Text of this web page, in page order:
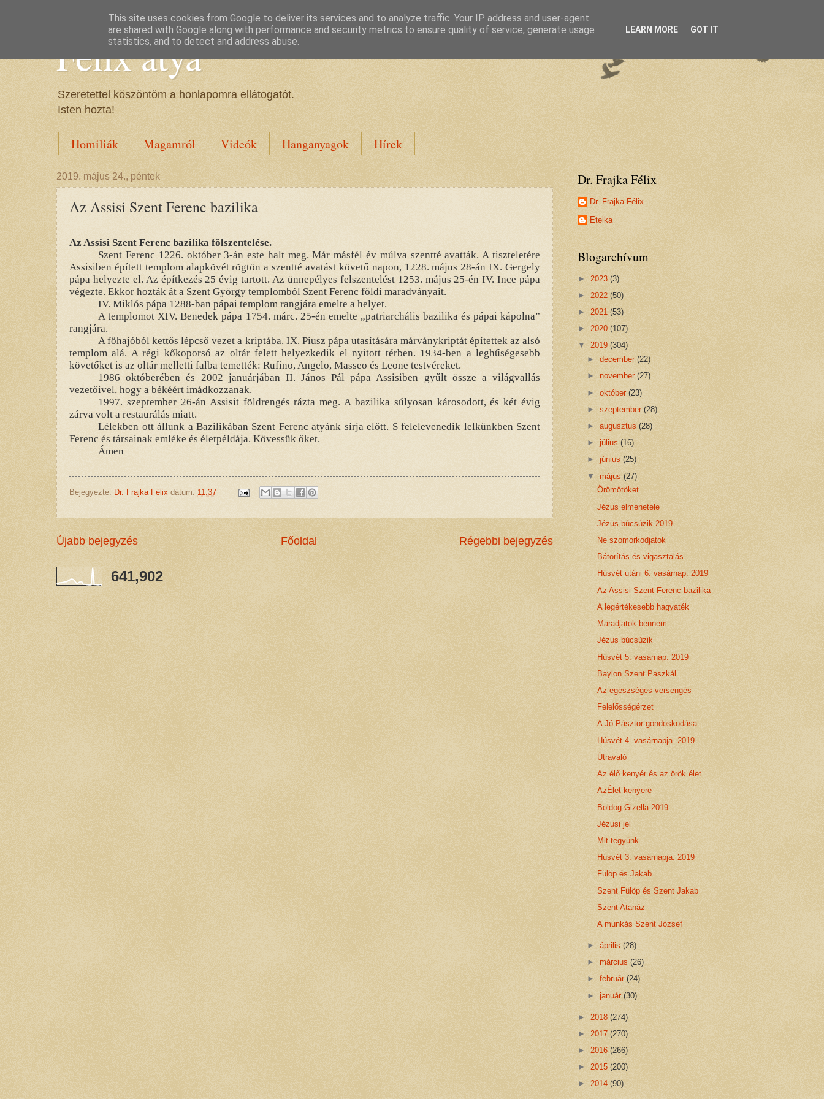
Félix atya
Szeretettel köszöntöm a honlapomra ellátogatót.
Isten hozta!
Homiliák Magamról Videók Hanganyagok Hírek
2019. május 24., péntek
Az Assisi Szent Ferenc bazilika
Az Assisi Szent Ferenc bazilika fölszentelése.
Szent Ferenc 1226. október 3-án este halt meg. Már másfél év múlva szentté avatták. A tiszteletére
Assisiben épített templom alapkövét rögtön a szentté avatást követő napon, 1228. május 28-án IX. Gergely
pápa helyezte el. Az építkezés 25 évig tartott. Az ünnepélyes felszentelést 1253. május 25-én IV. Ince pápa
végezte. Ekkor hozták át a Szent György templomból Szent Ferenc földi maradványait.
IV. Miklós pápa 1288-ban pápai templom rangjára emelte a helyet.
A templomot XIV. Benedek pápa 1754. márc. 25-én emelte „patriarchális bazilika és pápai kápolna”
rangjára.
A főhajóból kettős lépcső vezet a kriptába. IX. Piusz pápa utasítására márványkriptát építettek az alsó
templom alá. A régi kőkoporsó az oltár felett helyezkedik el nyitott térben. 1934-ben a leghűségesebb
követőket is az oltár melletti falba temették: Rufino, Angelo, Masseo és Leone testvéreket.
1986 októberében és 2002 januárjában II. János Pál pápa Assisiben gyűlt össze a világvallás
vezetőivel, hogy a békéért imádkozzanak.
1997. szeptember 26-án Assisit földrengés rázta meg. A bazilika súlyosan károsodott, és két évig
zárva volt a restaurálás miatt.
Lélekben ott állunk a Bazilikában Szent Ferenc atyánk sírja előtt. S felelevenedik lelkünkben Szent
Ferenc és társainak emléke és életpéldája. Kövessük őket.
Ámen
Bejegyezte: Dr. Frajka Félix dátum: 11:37
Újabb bejegyzés Régebbi bejegyzés
Főoldal
641,902
Dr. Frajka Félix
Dr. Frajka Félix
Etelka
Blogarchívum
► 2023 (3)
► 2022 (50)
► 2021 (53)
► 2020 (107)
▼ 2019 (304)
►december(22)
►november(27)
►október(23)
►szeptember(28)
►augusztus(28)
►július(16)
►június(25)
▼ május(27)
Örömötöket
Jézus elmenetele
Jézus búcsúzik 2019
Ne szomorkodjatok
Bátorítás és vigasztalás
Húsvét utáni 6. vasárnap. 2019
Az Assisi Szent Ferenc bazilika
A legértékesebb hagyaték
Maradjatok bennem
Jézus búcsúzik
Húsvét 5. vasárnap. 2019
Baylon Szent Paszkál
Az egészséges versengés
Felelősségérzet
A Jó Pásztor gondoskodása
Húsvét 4. vasárnapja. 2019
Útravaló
Az élő kenyér és az örök élet
AzÉlet kenyere
Boldog Gizella 2019
Jézusi jel
Mit tegyünk
Húsvét 3. vasárnapja. 2019
Fülöp és Jakab
Szent Fülöp és Szent Jakab
Szent Atanáz
A munkás Szent József
►április(28)
►március(26)
►február(24)
►január(30)
► 2018 (274)
► 2017 (270)
► 2016 (266)
► 2015 (200)
► 2014 (90)
This site uses cookies from Google to deliver its services and to analyze traffic. Your IP address and user-agent
are shared with Google along with performance and security metrics to ensure quality of service, generate usage
statistics, and to detect and address abuse.
LEARN MORE GOT IT